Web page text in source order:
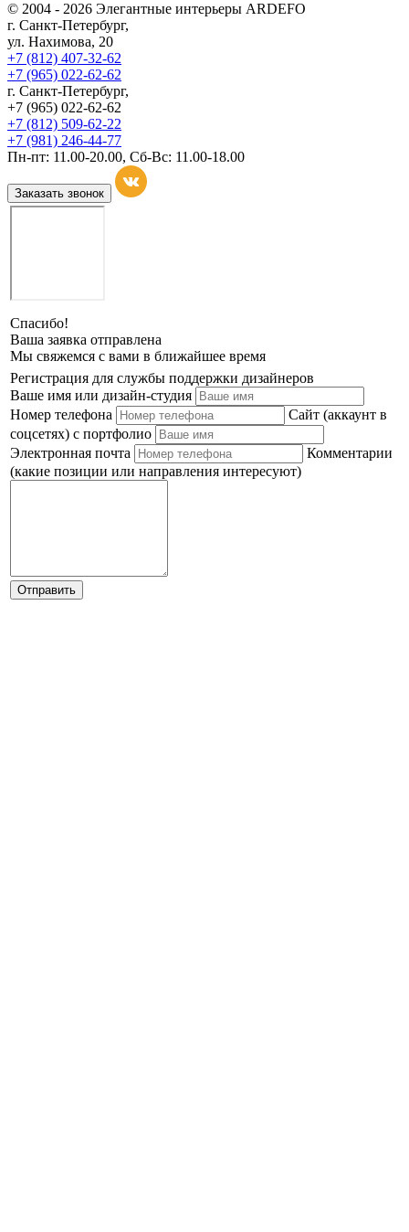
© 2004 - 2026 Элегантные интерьеры ARDEFO
г. Санкт-Петербург,
ул. Нахимова, 20
+7 (812) 407-32-62
+7 (965) 022-62-62
г. Санкт-Петербург,
+7 (965) 022-62-62
+7 (812) 509-62-22
+7 (981) 246-44-77
Пн-пт: 11.00-20.00, Сб-Вс: 11.00-18.00
Заказать звонок
Спасибо!
Ваша заявка отправлена
Мы свяжемся с вами в ближайшее время
Регистрация для службы поддержки дизайнеров
Ваше имя или дизайн-студия
Номер телефона
Сайт (аккаунт в
соцсетях) с портфолио
Электронная почта
Комментарии
(какие позиции или направления интересуют)
Отправить